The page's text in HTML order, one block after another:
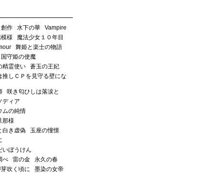
創作 水下の華
Vampire
様
魔法少女１０年目
舞姫と楽士の物語
国守姫の使魔
精霊使い
蒼玉の王妃
推しＣＰを見守る壁にな
咲き匂ひしは落涙と
ディア
ムの純情
那様
白き虚偽
玉座の憧憬
いぼうけん
べ
雷の金
永久の春
吹く頃に
墨染の女帝